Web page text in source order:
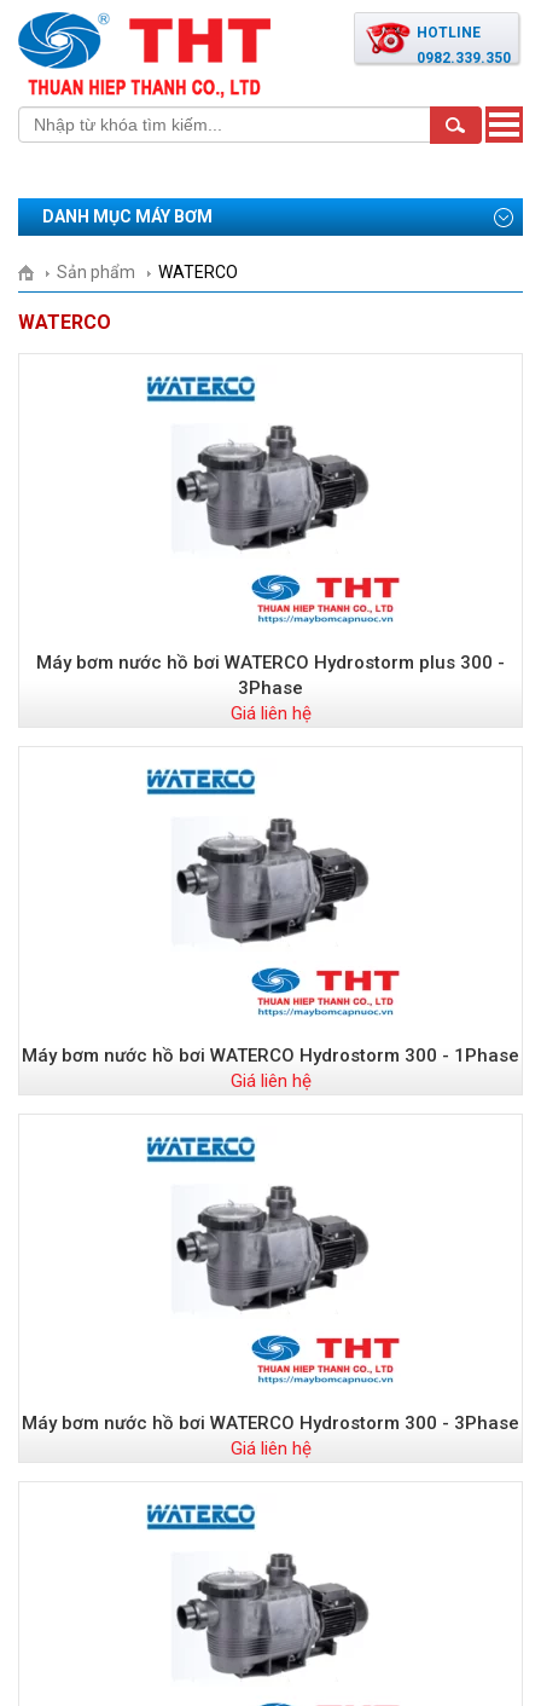
HOTLINE
0982.339.350
Toggle
DANH MỤC MÁY BƠM
Sản phẩm WATERCO
WATERCO
Máy bơm nước hồ bơi WATERCO Hydrostorm plus 300 -
3Phase
Giá liên hệ
Máy bơm nước hồ bơi WATERCO Hydrostorm 300 - 1Phase
Giá liên hệ
Máy bơm nước hồ bơi WATERCO Hydrostorm 300 - 3Phase
Giá liên hệ